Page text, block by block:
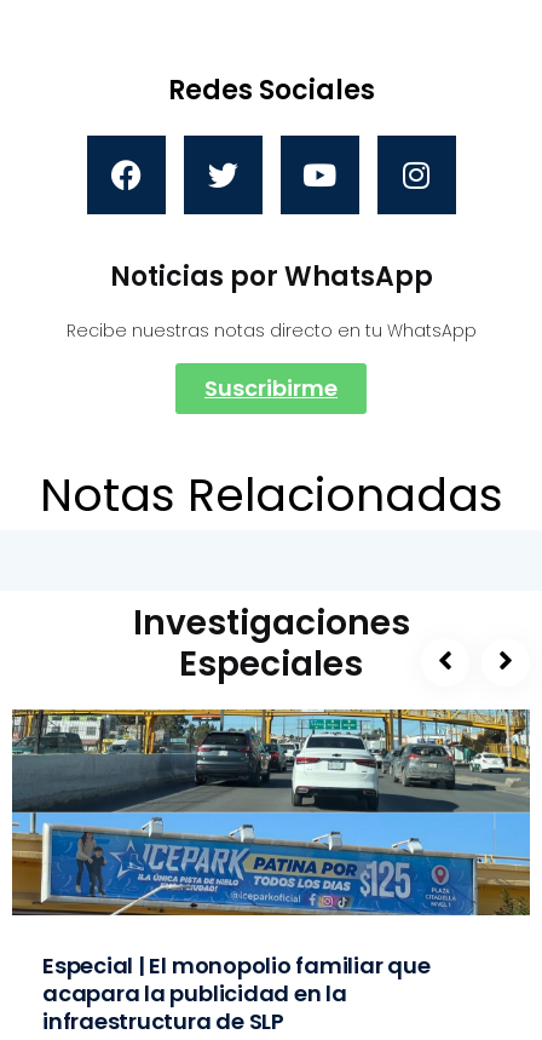
Redes Sociales
Noticias por WhatsApp
Recibe nuestras notas directo en tu WhatsApp
Suscribirme
Notas Relacionadas
Investigaciones
Especiales
Especial | El monopolio familiar que
acapara la publicidad en la
infraestructura de SLP